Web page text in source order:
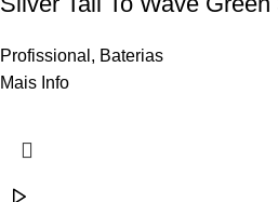
Profissional , Baterias
Mais Info